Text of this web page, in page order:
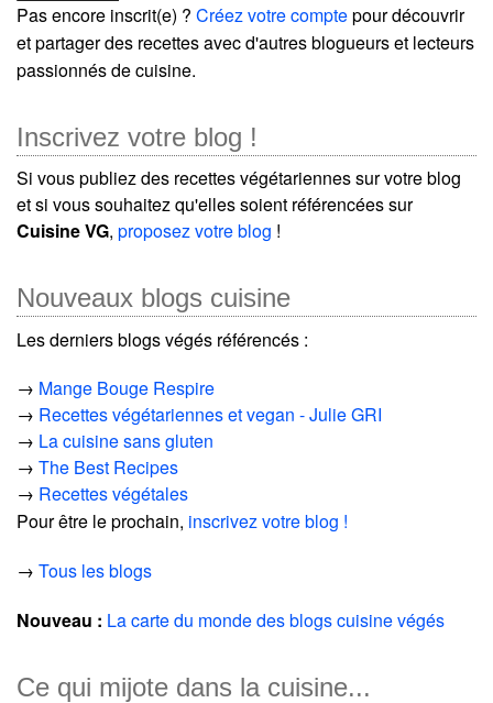
Pas encore inscrit(e) ? Créez votre comptepour découvrir
et partager des recettes avec d'autres blogueurs et lecteurs
passionnés de cuisine.
Inscrivez votre blog !
Si vous publiez des recettes végétariennes sur votre blog
et si vous souhaitez qu'elles soient référencées sur
Cuisine VG, proposez votre blog !
Nouveaux blogs cuisine
Les derniers blogs végés référencés :
→ Mange Bouge Respire
→ Recettes végétariennes et vegan - Julie GRI
→ La cuisine sans gluten
→ The Best Recipes
→ Recettes végétales
Pour être le prochain, inscrivez votre blog !
→ Tous les blogs
Nouveau : La carte du monde des blogs cuisine végés
Ce qui mijote dans la cuisine...